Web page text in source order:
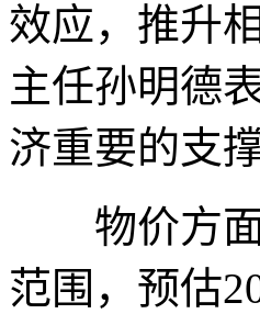
效应，推升
主任孙明德
济重要的支
物价方面
范围，预估